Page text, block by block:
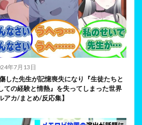
年7月13日
した先生が記憶喪失になり『生徒たちと
ての経験と情熱』を失ってしまった世界
カ/まとめ/反応集】